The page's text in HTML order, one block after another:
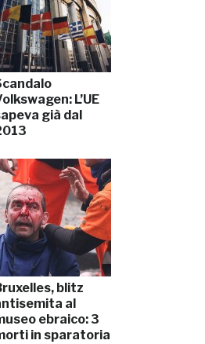
L’UE
già dal
blitz
al
ebraico: 3
in sparatoria